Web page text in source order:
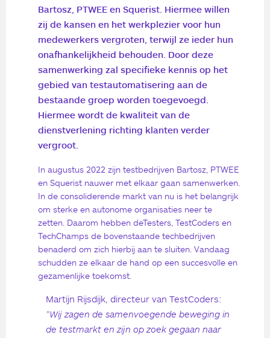
Bartosz, PTWEE en Squerist. Hiermee willen
zij de kansen en het werkplezier voor hun
medewerkers vergroten, terwijl ze ieder hun
onafhankelijkheid behouden. Door deze
samenwerking zal specifieke kennis op het
gebied van testautomatisering aan de
bestaande groep worden toegevoegd.
Hiermee wordt de kwaliteit van de
dienstverlening richting klanten verder
vergroot.
In augustus 2022 zijn testbedrijven Bartosz, PTWEE
en Squerist nauwer met elkaar gaan samenwerken.
In de consoliderende markt van nu is het belangrijk
om sterke en autonome organisaties neer te
zetten. Daarom hebben deTesters, TestCoders en
TechChamps de bovenstaande techbedrijven
benaderd om zich hierbij aan te sluiten. Vandaag
schudden ze elkaar de hand op een succesvolle en
gezamenlijke toekomst.
Martijn Rijsdijk, directeur van TestCoders:
”Wij zagen de samenvoegende beweging in
de testmarkt en zijn op zoek gegaan naar